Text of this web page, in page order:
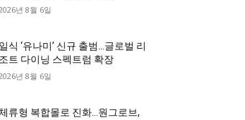
년 8월 6일
일식 ‘유나미’ 신규 출범…글로벌 리
조트 다이닝 스펙트럼 확장
년 8월 6일
체류형 복합몰로 진화…원그로브,